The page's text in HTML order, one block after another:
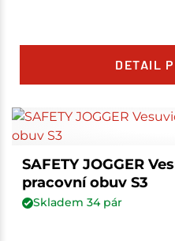
DETAIL
SAFETY JOGGER
pracovní obuv S3
Skladem 34pár